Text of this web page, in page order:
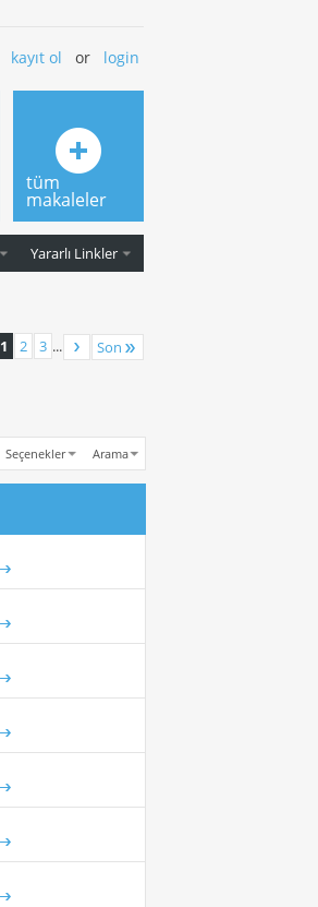
kayıt ol or login
Yararlı Linkler
tüm
makaleler
1 2 3 ... Son
Seçenekler Arama